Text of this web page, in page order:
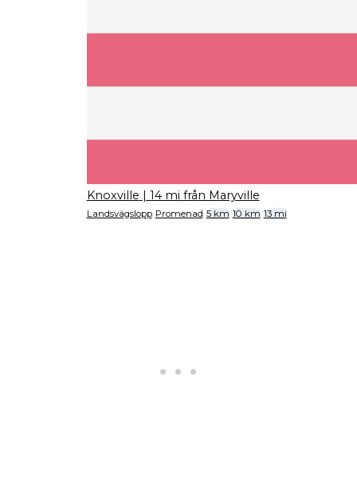
Knoxville | 14 mi från Maryville
Landsvägslopp Promenad 5 km 10 km 13 mi